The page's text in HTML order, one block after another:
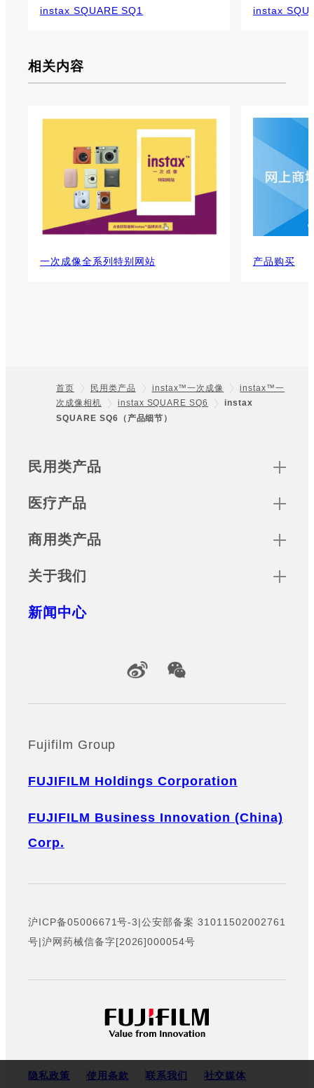
instax SQUARE SQ1 instax
相关内容
一次成像全系列特别网站 产品购买
Footer
首页 民用类产品 instax™一次成像
instax™一
次成像相机
instax SQUARE SQ6
instax
SQUARE SQ6（产品细节）
Sitemap
民用类产品
医疗产品
商用类产品
关于我们
新闻中心
Official Social Media Accounts
Fujifilm Group
FUJIFILM Holdings Corporation
FUJIFILM Business Innovation (China)
Corp.
沪ICP备05006671号-3|公安部备案 31011502002761
号|沪网药械信备字[2026]000054号
隐私政策 使用条款 联系我们 社交媒体